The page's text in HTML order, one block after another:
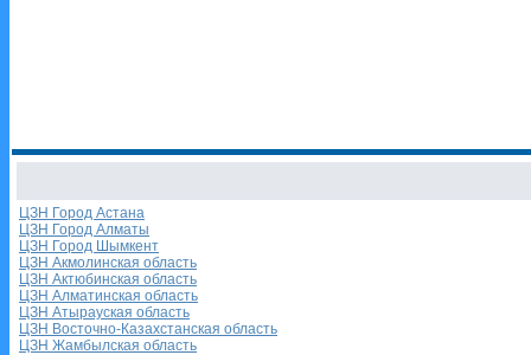
ЦЗН Город Астана
ЦЗН Город Алматы
ЦЗН Город Шымкент
ЦЗН Акмолинская область
ЦЗН Актюбинская область
ЦЗН Алматинская область
ЦЗН Атырауская область
ЦЗН Восточно-Казахстанская область
ЦЗН Жамбылская область